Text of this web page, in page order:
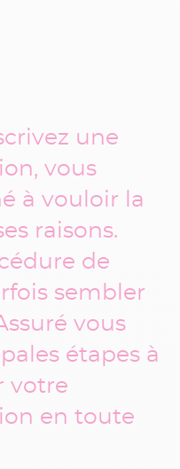
une
vous
à vouloir la
raisons.
de
sembler
vous
étapes à
votre
en toute